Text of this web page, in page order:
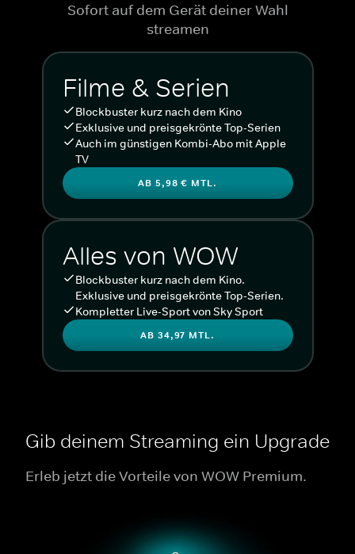
Sofort auf dem Gerät deiner Wahl
streamen
Filme & Serien
Blockbuster kurz nach dem Kino
Exklusive und preisgekrönte Top-Serien
Auch im günstigen Kombi-Abo mit Apple
TV
AB 5,98 € MTL.
Alles von WOW
Blockbuster kurz nach dem Kino.
Exklusive und preisgekrönte Top-Serien.
Kompletter Live-Sport von Sky Sport
AB 34,97 MTL.
Gib deinem Streaming ein Upgrade
Erleb jetzt die Vorteile von WOW Premium.